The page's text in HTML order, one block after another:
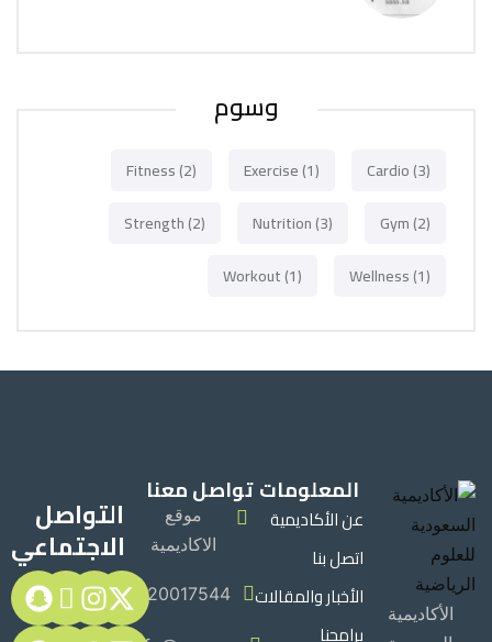
وسوم
Cardio(3)
Exercise(1)
Fitness(2)
Gym(2)
Nutrition(3)
Strength(2)
Wellness(1)
Workout(1)
الأكاديمية
المعلومات
عن الأكاديمية
اتصل بنا
الأخبار والمقالات
برامجنا
تواصل معنا
موقع
الاكاديمية
920017544
التواصل
الاجتماعي